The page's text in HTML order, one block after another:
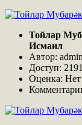
Тойлар
Исмаил
Автор:
Доступ: 2191
Оценка: Нет